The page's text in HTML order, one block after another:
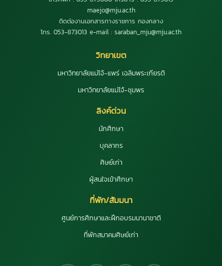
maejo@mju.ac.th
ติดต่องานเอกสารทางราชการ กองกลาง
โทร. 053-873013 e-mail : saraban_mju@mju.ac.th
วิทยาเขต
มหาวิทยาลัยแม่โจ้-แพร่ เฉลิมพระเกียรติ
มหาวิทยาลัยแม่โจ้-ชุมพร
ลิงค์ด่วน
นักศึกษา
บุคลากร
ศิษย์เก่า
ผู้สนใจเข้าศึกษา
ที่พัก/สัมมนา
ศูนย์การศึกษาและฝึกอบรมนานาชาติ
ที่พักสมาคมศิษย์เก่า